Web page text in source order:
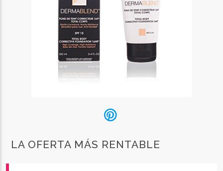
LA OFERTA MÁS RENTABLE